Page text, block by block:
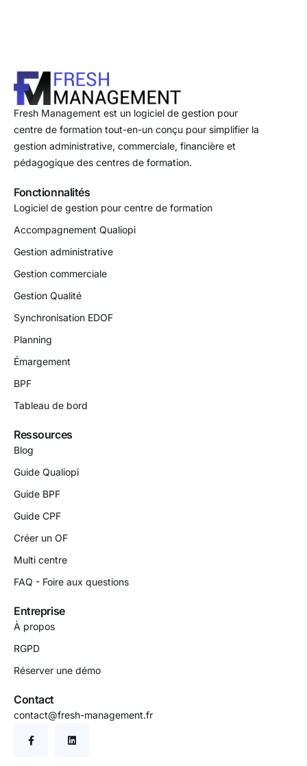
Fresh Management est un logiciel de gestion pour
centre de formation tout-en-un conçu pour simplifier la
gestion administrative, commerciale, financière et
pédagogique des centres de formation.
Fonctionnalités
Logiciel de gestion pour centre de formation
Accompagnement Qualiopi
Gestion administrative
Gestion commerciale
Gestion Qualité
Synchronisation EDOF
Planning
Émargement
BPF
Tableau de bord
Ressources
Blog
Guide Qualiopi
Guide BPF
Guide CPF
Créer un OF
Multi centre
FAQ - Foire aux questions
Entreprise
À propos
RGPD
Réserver une démo
Contact
contact@fresh-management.fr